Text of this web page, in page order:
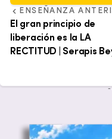
ENSEÑANZA
El gran principio de
liberación es la LA
RECTITUD | Serapis
-